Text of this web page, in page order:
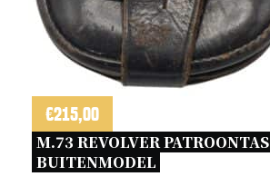
€215,00
M.73 REVOLVER PATROONTAS
BUITENMODEL